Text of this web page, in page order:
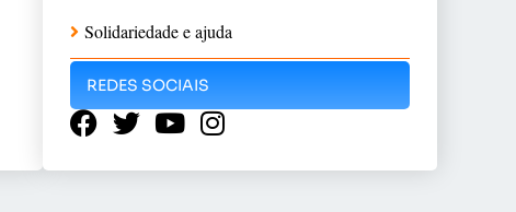
Solidariedade e ajuda
REDES SOCIAIS